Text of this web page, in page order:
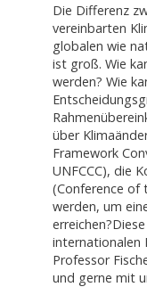
Die Differenz
vereinbarten
globalen wie
ist groß. Wie
werden? Wie
über
Framework
UNFCCC), die
(Conference of
werden, um
internationalen
Professor
und gerne mit